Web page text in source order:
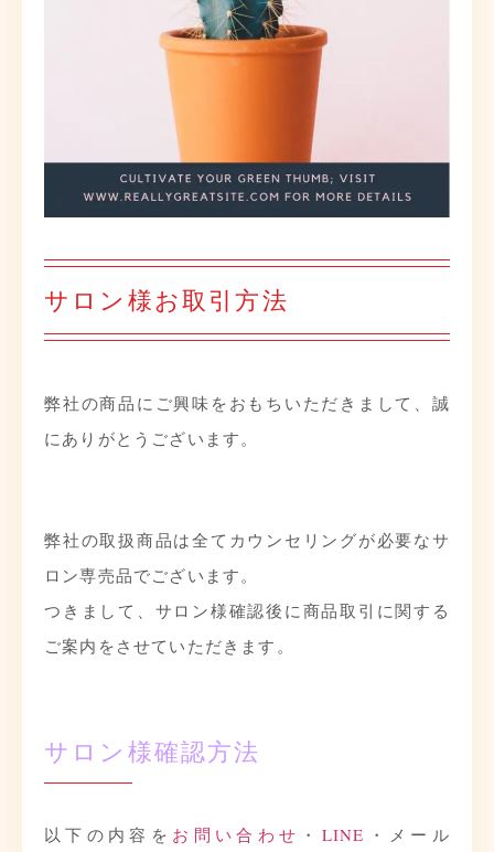
サロン様お取引方法
弊社の商品にご興味をおもちいただきまして、誠
にありがとうございます。
弊社の取扱商品は全てカウンセリングが必要なサ
ロン専売品でございます。
つきまして、サロン様確認後に商品取引に関する
ご案内をさせていただきます。
サロン様確認方法
以下の内容を お問い合わせ ・ LINE ・メール